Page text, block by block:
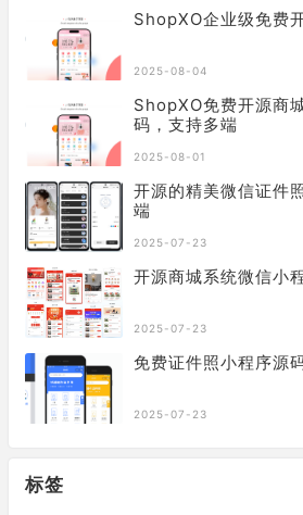
ShopXO企业级免费
2025-08-04
ShopXO免费开源商
码，支持多端
2025-08-01
开源的精美微信证件
端
2025-07-23
开源商城系统微信小
2025-07-23
免费证件照小程序源
2025-07-23
标签